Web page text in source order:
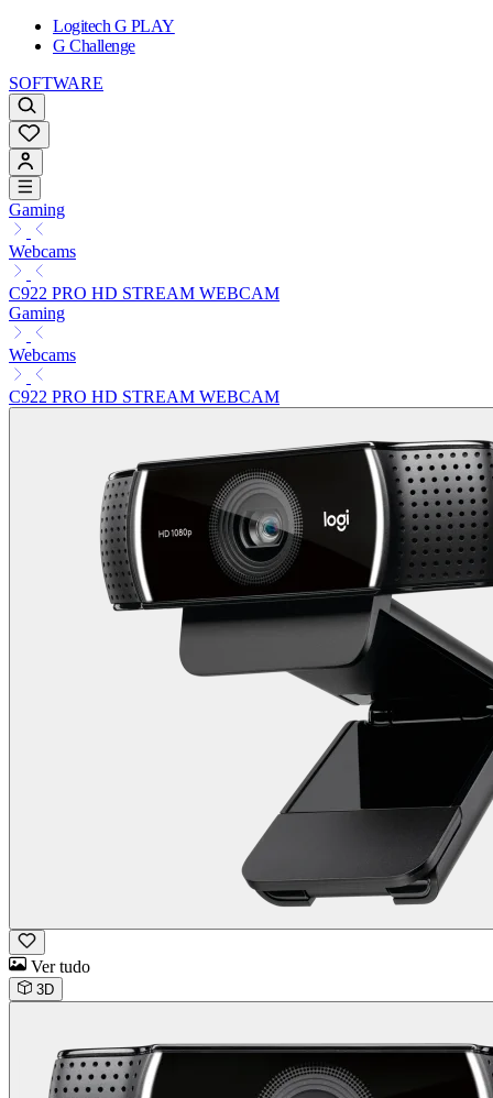
Logitech G PLAY
G Challenge
SOFTWARE
Gaming
Webcams
C922 PRO HD STREAM WEBCAM
Gaming
Webcams
C922 PRO HD STREAM WEBCAM
Ver tudo
3D